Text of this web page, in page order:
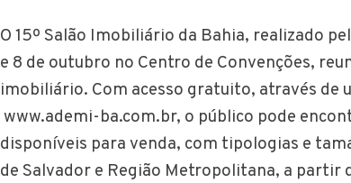
O 15º Salão Imobiliário da Bahia, realizado
e 8 de outubro no Centro de Convenções,
imobiliário. Com acesso gratuito, através de
www.ademi-ba.com.br, o público pode
disponíveis para venda, com tipologias e
de Salvador e Região Metropolitana, a partir